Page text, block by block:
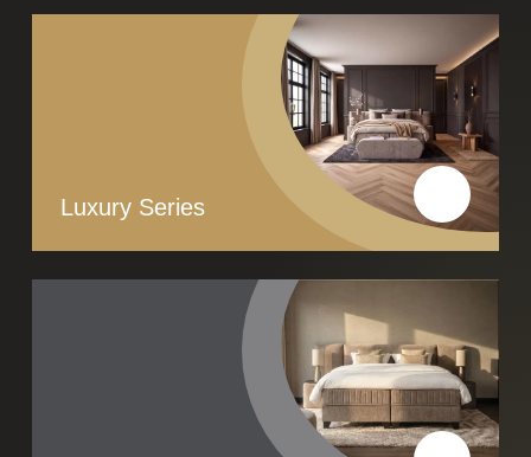
Luxury Series Lees meer